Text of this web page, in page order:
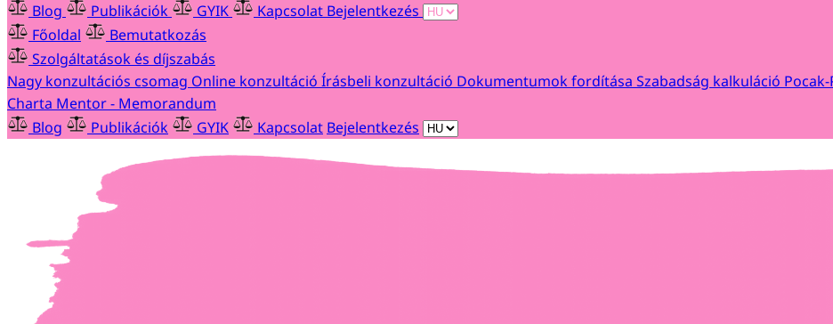
Blog Publikációk GYIK Kapcsolat Bejelentkezés
Főoldal
Bemutatkozás
Szolgáltatások és díjszabás
Nagy konzultációs csomag Online konzultáció Írásbeli konzultáció Dokumentumok fordítása Szabadság kalkuláció
Charta Mentor - Memorandum
Blog
Publikációk GYIK Kapcsolat Bejelentkezés